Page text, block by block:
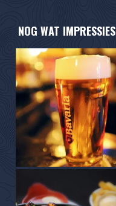
NOG WAT IMPRESSIES